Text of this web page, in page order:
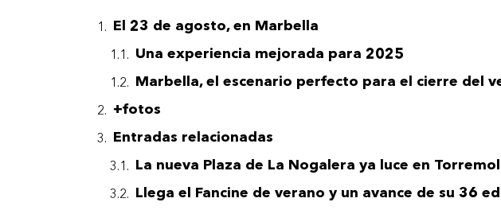
El 23 de agosto, en Marbella
Una experiencia mejorada para 2025
Marbella, el escenario perfecto para el cierre del
+fotos
Entradas relacionadas
La nueva Plaza de La Nogalera ya luce en
Llega el Fancine de verano y un avance de su 36